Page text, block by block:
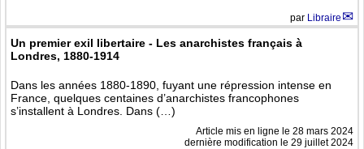
par Libraire
Un premier exil libertaire - Les anarchistes français à
Londres, 1880-1914
Dans les années 1880-1890, fuyant une répression intense en
France, quelques centaines d’anarchistes francophones
s’installent à Londres. Dans (…)
Article mis en ligne le 28 mars 2024
dernière modification le 29 juillet 2024